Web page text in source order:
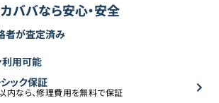
カババなら安心・安全
者が査定済み
用可能
ック保証
内なら、修理費用を無料で保証